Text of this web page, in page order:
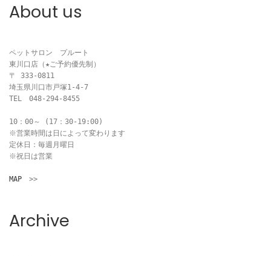
About us
ペットサロン　プルート
東川口店（★ご予約優先制）
〒 333-0811
埼玉県川口市戸塚1-4-7
TEL　048-294-8455
10：00～ (17：30-19:00)
※営業時間は日によって変わります
定休日：毎週月曜日
※祝日は営業
MAP >>
Archive